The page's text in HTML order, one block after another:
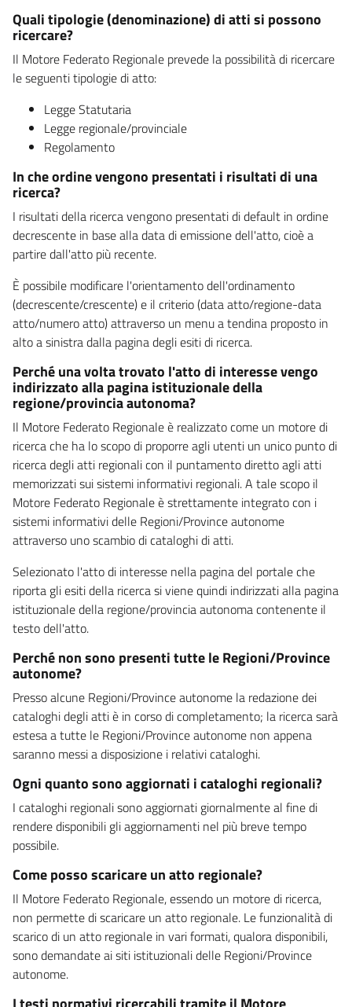
Quali tipologie (denominazione) di atti si possono
ricercare?
Il Motore Federato Regionale prevede la possibilità di ricercare
le seguenti tipologie di atto:
Legge Statutaria
Legge regionale/provinciale
Regolamento
In che ordine vengono presentati i risultati di una
ricerca?
I risultati della ricerca vengono presentati di default in ordine
decrescente in base alla data di emissione dell'atto, cioè a
partire dall'atto più recente.
È possibile modificare l'orientamento dell'ordinamento
(decrescente/crescente) e il criterio (data atto/regione-data
atto/numero atto) attraverso un menu a tendina proposto in
alto a sinistra dalla pagina degli esiti di ricerca.
Perché una volta trovato l'atto di interesse vengo
indirizzato alla pagina istituzionale della
regione/provincia autonoma?
Il Motore Federato Regionale è realizzato come un motore di
ricerca che ha lo scopo di proporre agli utenti un unico punto di
ricerca degli atti regionali con il puntamento diretto agli atti
memorizzati sui sistemi informativi regionali. A tale scopo il
Motore Federato Regionale è strettamente integrato con i
sistemi informativi delle Regioni/Province autonome
attraverso uno scambio di cataloghi di atti.
Selezionato l'atto di interesse nella pagina del portale che
riporta gli esiti della ricerca si viene quindi indirizzati alla pagina
istituzionale della regione/provincia autonoma contenente il
testo dell'atto.
Perché non sono presenti tutte le Regioni/Province
autonome?
Presso alcune Regioni/Province autonome la redazione dei
cataloghi degli atti è in corso di completamento; la ricerca sarà
estesa a tutte le Regioni/Province autonome non appena
saranno messi a disposizione i relativi cataloghi.
Ogni quanto sono aggiornati i cataloghi regionali?
I cataloghi regionali sono aggiornati giornalmente al fine di
rendere disponibili gli aggiornamenti nel più breve tempo
possibile.
Come posso scaricare un atto regionale?
Il Motore Federato Regionale, essendo un motore di ricerca,
non permette di scaricare un atto regionale. Le funzionalità di
scarico di un atto regionale in vari formati, qualora disponibili,
sono demandate ai siti istituzionali delle Regioni/Province
autonome.